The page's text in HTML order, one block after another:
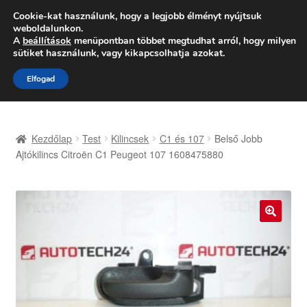
SZÁLLÍTÁS 2618 Ft-tól
Hétfő-Péntek 9:00–16:0006 80 088 054
Ugrás
a
navigációhoz
Kilépés
a
tartalomba
Adatvédelmi irányelvek
Kifizetések
Kezdőlap Test Kilincsek C1 és 107
Belső Jobb
Ajtókilincs Citroën C1 Peugeot 107 1608475880
Cookie-kat használunk, hogy a legjobb élményt nyújtsuk
weboldalunkon.
A beállítások menüpontban többet megtudhat arról, hogy milyen
sütiket használunk, vagy kikapcsolhatja azokat.
Elfogad